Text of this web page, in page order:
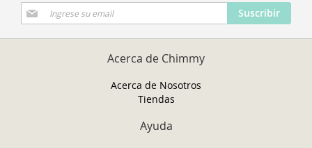
Suscríbase
a
Nuestro
Suscribir
Acerca de Chimmy
Acerca de Nosotros
Tiendas
Ayuda